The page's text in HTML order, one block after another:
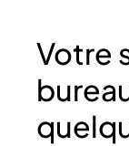
Votre